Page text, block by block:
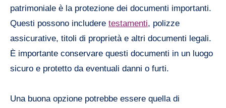
patrimoniale è la protezione dei documenti importanti.
Questi possono includere testamenti, polizze
assicurative, titoli di proprietà e altri documenti legali.
È importante conservare questi documenti in un luogo
sicuro e protetto da eventuali danni o furti.
Una buona opzione potrebbe essere quella di